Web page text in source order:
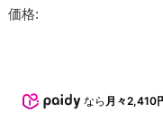
価格:
なら 月々2,410